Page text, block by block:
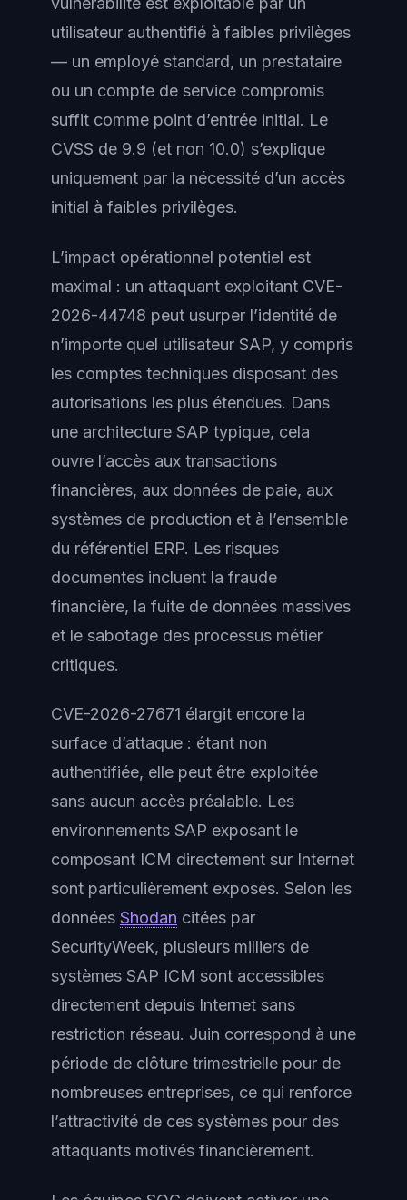
utilisateur authentifié à faibles privilèges
— un employé standard, un prestataire
ou un compte de service compromis
suffit comme point d’entrée initial. Le
CVSS de 9.9 (et non 10.0) s’explique
uniquement par la nécessité d’un accès
initial à faibles privilèges.
L’impact opérationnel potentiel est
maximal : un attaquant exploitant CVE-
2026-44748 peut usurper l’identité de
n’importe quel utilisateur SAP, y compris
les comptes techniques disposant des
autorisations les plus étendues. Dans
une architecture SAP typique, cela
ouvre l’accès aux transactions
financières, aux données de paie, aux
systèmes de production et à l’ensemble
du référentiel ERP. Les risques
documentes incluent la fraude
financière, la fuite de données massives
et le sabotage des processus métier
critiques.
CVE-2026-27671 élargit encore la
surface d’attaque : étant non
authentifiée, elle peut être exploitée
sans aucun accès préalable. Les
environnements SAP exposant le
composant ICM directement sur Internet
sont particulièrement exposés. Selon les
données Shodan citées par
SecurityWeek, plusieurs milliers de
systèmes SAP ICM sont accessibles
directement depuis Internet sans
restriction réseau. Juin correspond à une
période de clôture trimestrielle pour de
nombreuses entreprises, ce qui renforce
l’attractivité de ces systèmes pour des
attaquants motivés financièrement.